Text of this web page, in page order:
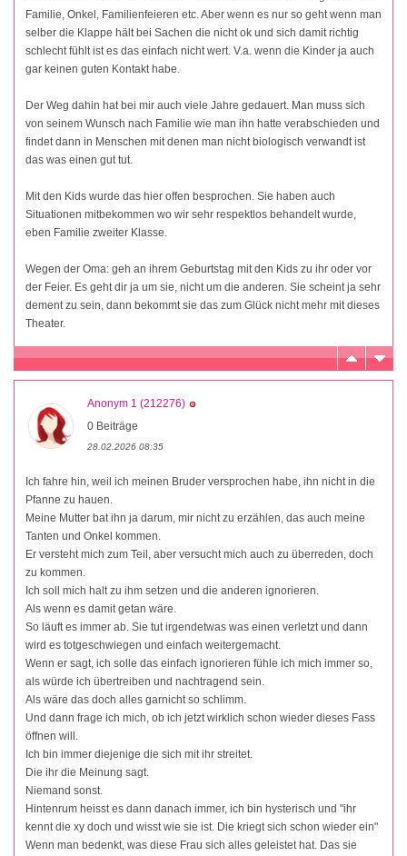
Familie, Onkel, Familienfeieren etc. Aber wenn es nur so geht wenn man
selber die Klappe hält bei Sachen die nicht ok und sich damit richtig
schlecht fühlt ist es das einfach nicht wert. V.a. wenn die Kinder ja auch
gar keinen guten Kontakt habe.
Der Weg dahin hat bei mir auch viele Jahre gedauert. Man muss sich
von seinem Wunsch nach Familie wie man ihn hatte verabschieden und
findet dann in Menschen mit denen man nicht biologisch verwandt ist
das was einen gut tut.
Mit den Kids wurde das hier offen besprochen. Sie haben auch
Situationen mitbekommen wo wir sehr respektlos behandelt wurde,
eben Familie zweiter Klasse.
Wegen der Oma: geh an ihrem Geburtstag mit den Kids zu ihr oder vor
der Feier. Es geht dir ja um sie, nicht um die anderen. Sie scheint ja sehr
dement zu sein, dann bekommt sie das zum Glück nicht mehr mit dieses
Theater.
Anonym 1 (212276)
0 Beiträge
28.02.2026 08:35
Ich fahre hin, weil ich meinen Bruder versprochen habe, ihn nicht in die
Pfanne zu hauen.
Meine Mutter bat ihn ja darum, mir nicht zu erzählen, das auch meine
Tanten und Onkel kommen.
Er versteht mich zum Teil, aber versucht mich auch zu überreden, doch
zu kommen.
Ich soll mich halt zu ihm setzen und die anderen ignorieren.
Als wenn es damit getan wäre.
So läuft es immer ab. Sie tut irgendetwas was einen verletzt und dann
wird es totgeschwiegen und einfach weitergemacht.
Wenn er sagt, ich solle das einfach ignorieren fühle ich mich immer so,
als würde ich übertreiben und nachtragend sein.
Als wäre das doch alles garnicht so schlimm.
Und dann frage ich mich, ob ich jetzt wirklich schon wieder dieses Fass
öffnen will.
Ich bin immer diejenige die sich mit ihr streitet.
Die ihr die Meinung sagt.
Niemand sonst.
Hintenrum heisst es dann danach immer, ich bin hysterisch und "ihr
kennt die xy doch und wisst wie sie ist. Die kriegt sich schon wieder ein"
Wenn man bedenkt, was diese Frau sich alles geleistet hat. Das sie